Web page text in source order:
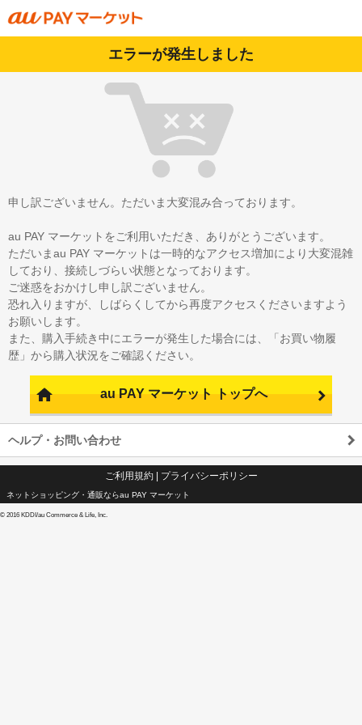
エラーが発生しました
申し訳ございません。ただいま大変混み合っております。
au PAY マーケットをご利用いただき、ありがとうございます。
ただいまau PAY マーケットは一時的なアクセス増加により大変混雑
しており、接続しづらい状態となっております。
ご迷惑をおかけし申し訳ございません。
恐れ入りますが、しばらくしてから再度アクセスくださいますよう
お願いします。
また、購入手続き中にエラーが発生した場合には、「お買い物履
歴」から購入状況をご確認ください。
au PAY マーケット トップへ
ヘルプ・お問い合わせ
ご利用規約| プライバシーポリシー
ネットショッピング・通販ならau PAY マーケット
© 2016 KDDI/au Commerce & Life, Inc.